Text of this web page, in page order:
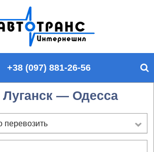
п
о
й
+38 (097) 881-26-56
Луганск — Одесса
перевозить